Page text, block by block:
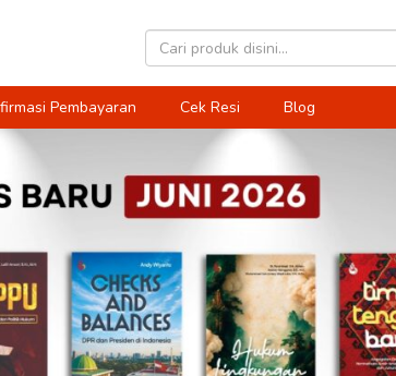
Pembayaran Cek Resi Blog